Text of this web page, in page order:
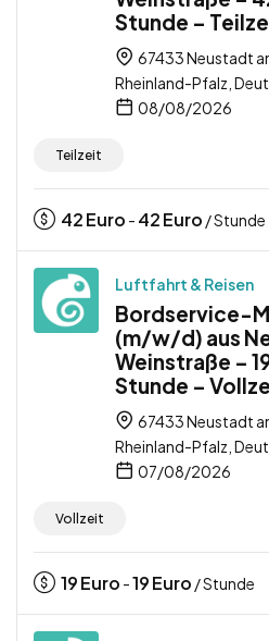
Stunde –
67433 Neustadt
Rheinland-Pfalz,
08/08/2026
Teilzeit
42Euro - 42Euro / Stunde
Luftfahrt & Reisen
Bordservice-
(m/w/d) aus
Weinstraße –
Stunde –
67433 Neustadt
Rheinland-Pfalz,
07/08/2026
Vollzeit
19Euro -19Euro / Stunde